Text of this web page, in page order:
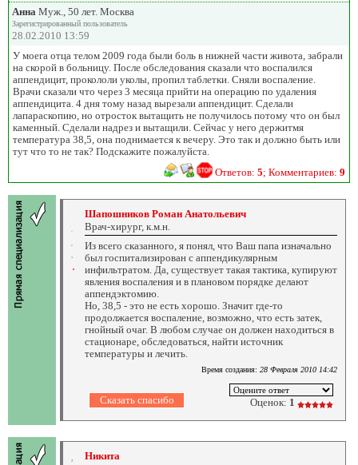
Анна Муж., 50 лет. Москва
Зарегистрированный пользователь
28.02.2010 13:59
У моега отца телом 2009 года были боль в нижней части живота, забрали
на скорой в больницу. После обследования сказали что воспалился
аппендицит, прокололи уколы, пропил таблетки. Сняли воспаление.
Врачи сказали что через 3 месяца прийти на операцию по удаления
аппендицита. 4 дня тому назад вырезали аппендицит. Сделали
лапараскопию, но отросток вытащить не получилось потому что он был
каменный. Сделали надрез и вытащили. Сейчас у него держитмя
температура 38,5, она поднимается к вечеру. Это так и должно быть или
тут что то не так? Подскажите пожалуйста.
Ответов: 5; Комментариев: 9
Шапошников Роман Анатольевич
Врач-хирург, к.м.н.
Из всего сказанного, я понял, что Ваш папа изначально
был госпитализирован с аппендикулярным
инфильтратом. Да, существует такая тактика, купируют
явления воспаления и в плановом порядке делают
аппендэктомию.
Но, 38,5 - это не есть хорошо. Значит где-то
продолжается воспаление, возможно, что есть затек,
гнойный очаг. В любом случае он должен находиться в
стационаре, обследоваться, найти источник
температуры и лечить.
Время создания: 28 Февраля 2010 14:42
Оценок: 1
Никита